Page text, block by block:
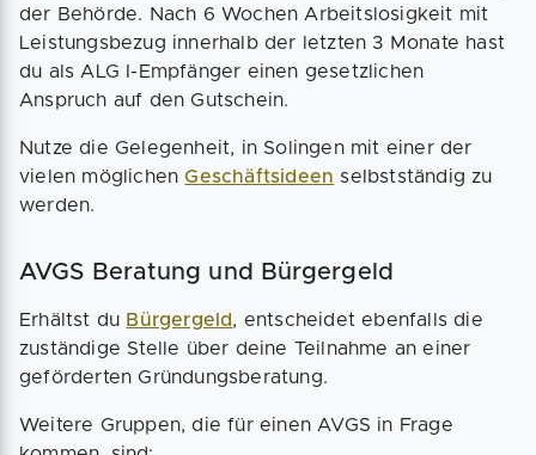
der Behörde. Nach 6 Wochen Arbeitslosigkeit mit
Leistungsbezug innerhalb der letzten 3 Monate hast
du als ALG I-Empfänger einen gesetzlichen
Anspruch auf den Gutschein.
Nutze die Gelegenheit, in Solingen mit einer der
vielen möglichenGeschäftsideen selbstständig zu
werden.
AVGS Beratung und Bürgergeld
Erhältst du Bürgergeld, entscheidet ebenfalls die
zuständige Stelle über deine Teilnahme an einer
geförderten Gründungsberatung.
Weitere Gruppen, die für einen AVGS in Frage